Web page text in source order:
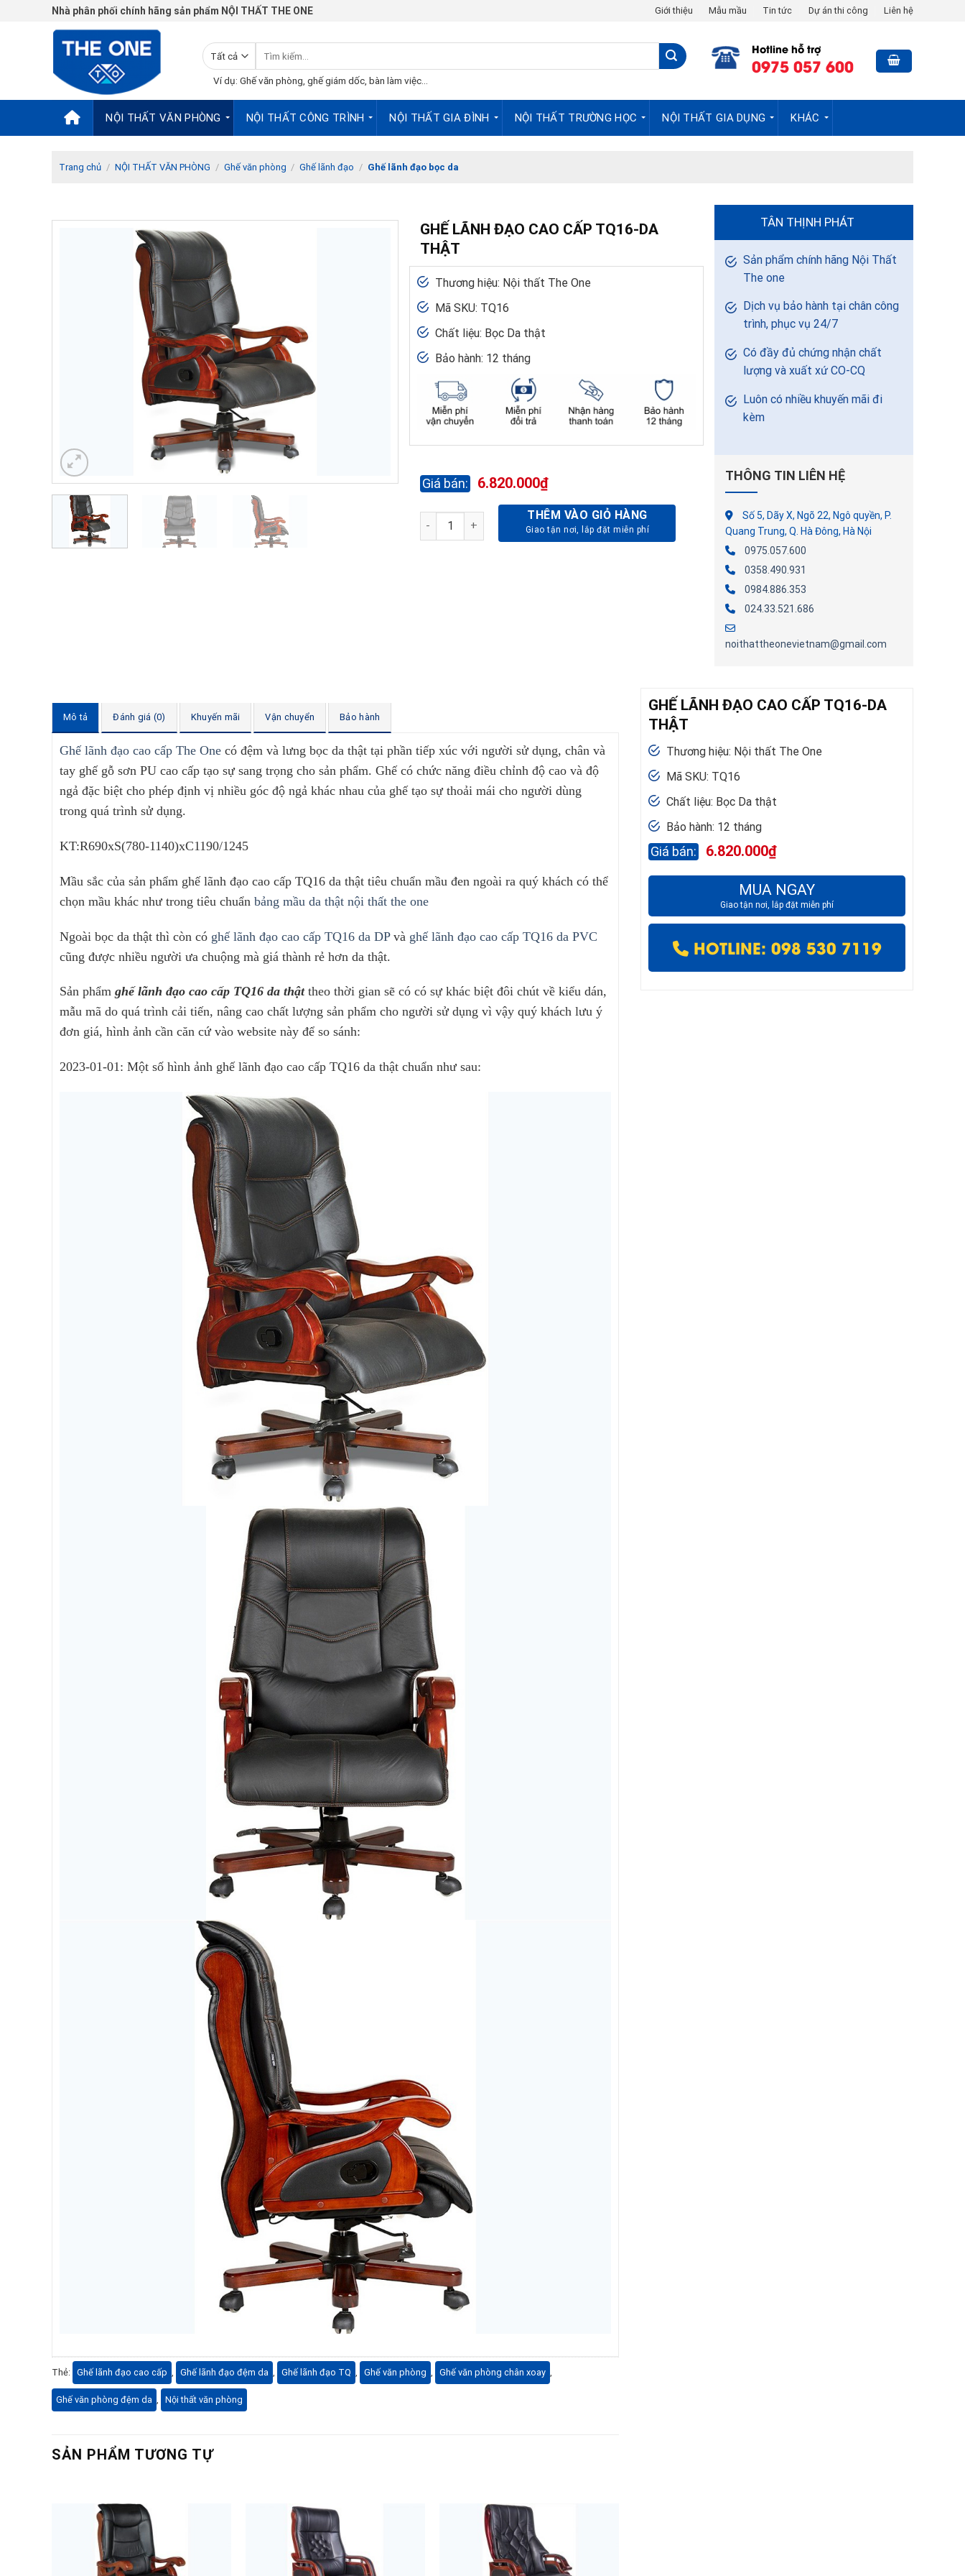
Nhà phân phối chính hãng sản phẩm NỘI THẤT THE ONE Giới thiệu Mẫu mầu Tin tức Dự án thi công Liên hệ
kiếm:
Ví dụ: Ghế văn phòng, ghế giám dốc, bàn làm việc...
Hotline hỗ trợ
0975 057 600
NỘI THẤT VĂN PHÒNG NỘI THẤT CÔNG TRÌNH NỘI THẤT GIA ĐÌNH NỘI THẤT TRƯỜNG HỌC NỘI THẤT GIA DỤNG KHÁC
Trang chủ / NỘI THẤT VĂN PHÒNG / Ghế văn phòng / Ghế lãnh đạo / Ghế lãnh đạo bọc da
GHẾ LÃNH ĐẠO CAO CẤP TQ16-DA
THẬT
Thương hiệu: Nội thất The One
Mã SKU: TQ16
Chất liệu: Bọc Da thật
Bảo hành: 12 tháng
6.820.000₫
GHẾ LÃNH ĐẠO CAO CẤP TQ16-DA THẬT số lượng
THÊM VÀO GIỎ HÀNG
TÂN THỊNH PHÁT
Sản phẩm chính hãng Nội Thất
The one
Dịch vụ bảo hành tại chân công
trình, phục vụ 24/7
Có đầy đủ chứng nhận chất
lượng và xuất xứ CO-CQ
Luôn có nhiều khuyến mãi đi
kèm
THÔNG TIN LIÊN HỆ
Số 5, Dãy X, Ngõ 22, Ngô quyền, P.
Quang Trung, Q. Hà Đông, Hà Nội
0975.057.600
0358.490.931
0984.886.353
024.33.521.686
noithattheonevietnam@gmail.com
Mô tả Đánh giá (0) Khuyến mãi Vận chuyển Bảo hành
Ghế lãnh đạo cao cấp The One có đệm và lưng bọc da thật tại phần tiếp xúc với người sử dụng, chân và
tay ghế gỗ sơn PU cao cấp tạo sự sang trọng cho sản phẩm. Ghế có chức năng điều chỉnh độ cao và độ
ngả đặc biệt cho phép định vị nhiều góc độ ngả khác nhau của ghế tạo sự thoải mái cho người dùng
trong quá trình sử dụng.
KT:R690xS(780-1140)xC1190/1245
Mầu sắc của sản phẩm ghế lãnh đạo cao cấp TQ16 da thật tiêu chuẩn mầu đen ngoài ra quý khách có thể
chọn mầu khác như trong tiêu chuẩn bảng mầu da thật nội thất the one
Ngoài bọc da thật thì còn có ghế lãnh đạo cao cấp TQ16 da DPvà ghế lãnh đạo cao cấp TQ16 da PVC
cũng được nhiều người ưa chuộng mà giá thành rẻ hơn da thật.
Sản phẩm ghế lãnh đạo cao cấp TQ16 da thật theo thời gian sẽ có có sự khác biệt đôi chút về kiểu dán,
mẫu mã do quá trình cải tiến, nâng cao chất lượng sản phẩm cho người sử dụng vì vậy quý khách lưu ý
đơn giá, hình ảnh cần căn cứ vào website này để so sánh:
2023-01-01: Một số hình ảnh ghế lãnh đạo cao cấp TQ16 da thật chuẩn như sau:
Thẻ: Ghế lãnh đạo cao cấp Ghế lãnh đạo đệm da Ghế lãnh đạo TQ Ghế văn phòng Ghế văn phòng chân xoay
Ghế văn phòng đệm da Nội thất văn phòng
SẢN PHẨM TƯƠNG TỰ
GHẾ LÃNH ĐẠO CAO CẤP TQ16-DA
THẬT
Thương hiệu: Nội thất The One
Mã SKU: TQ16
Chất liệu: Bọc Da thật
Bảo hành: 12 tháng
6.820.000₫
MUA NGAY
Giao tận nơi, lắp đặt miễn phí
HOTLINE: 098 530 7119